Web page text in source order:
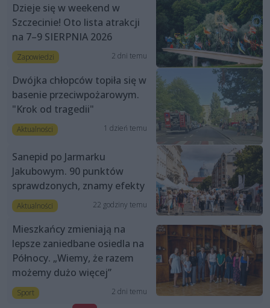
Dzieje się w weekend w
Szczecinie! Oto lista atrakcji
na 7–9 SIERPNIA 2026
Zapowiedzi 2 dni temu
Dwójka chłopców topiła się w
basenie przeciwpożarowym.
"Krok od tragedii"
Aktualności 1 dzień temu
Sanepid po Jarmarku
Jakubowym. 90 punktów
sprawdzonych, znamy efekty
Aktualności 22 godziny temu
Mieszkańcy zmieniają na
lepsze zaniedbane osiedla na
Północy. „Wiemy, że razem
możemy dużo więcej”
Sport 2 dni temu